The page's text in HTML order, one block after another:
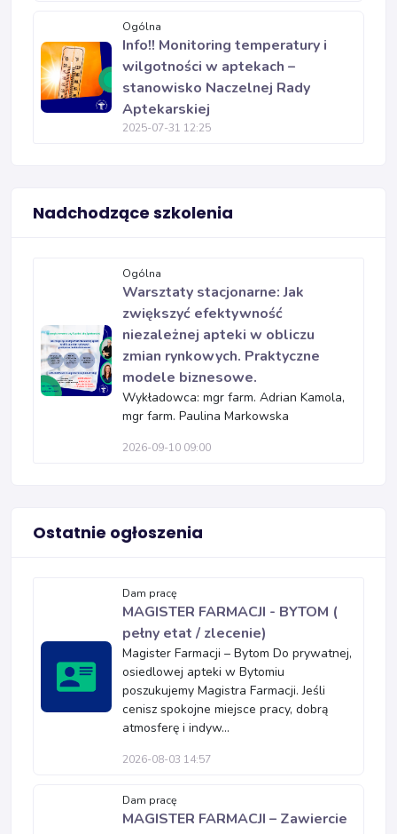
Ogólna
Info!! Monitoring temperatury i
wilgotności w aptekach –
stanowisko Naczelnej Rady
Aptekarskiej
2025-07-31 12:25
Nadchodzące szkolenia
Ogólna
Warsztaty stacjonarne: Jak
zwiększyć efektywność
niezależnej apteki w obliczu
zmian rynkowych. Praktyczne
modele biznesowe.
Wykładowca: mgr farm. Adrian Kamola,
mgr farm. Paulina Markowska
2026-09-10 09:00
Ostatnie ogłoszenia
Dam pracę
MAGISTER FARMACJI - BYTOM (
pełny etat / zlecenie)
Magister Farmacji – Bytom Do prywatnej,
osiedlowej apteki w Bytomiu
poszukujemy Magistra Farmacji. Jeśli
cenisz spokojne miejsce pracy, dobrą
atmosferę i indyw...
2026-08-03 14:57
Dam pracę
MAGISTER FARMACJI – Zawiercie